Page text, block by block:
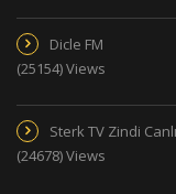
Dicle FM
(25154) Views
Sterk TV Zindi
(24678) Views